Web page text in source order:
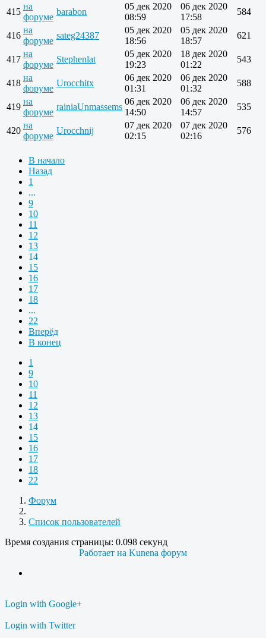
415
на
форуме
barabon
05 дек 2020
08:59
06 дек 2020
17:58
584
416
на
форуме
sateg24387
05 дек 2020
18:56
05 дек 2020
18:57
621
417
на
форуме
Stephenlat
05 дек 2020
19:23
18 дек 2020
01:22
543
418
на
форуме
Urocchitx
06 дек 2020
01:31
06 дек 2020
01:32
588
419
на
форуме
rainiaUnmassems
06 дек 2020
14:50
06 дек 2020
14:57
535
420
на
форуме
Urocchnij
07 дек 2020
02:15
07 дек 2020
02:16
576
В начало
Назад
1
...
9
10
11
12
13
14
15
16
17
18
...
22
Вперёд
В конец
1
9
10
11
12
13
14
15
16
17
18
22
Форум
Список пользователей
Время создания страницы: 0.098 секунд
Работает на Kunena форум
Login with Google+
Login with Twitter